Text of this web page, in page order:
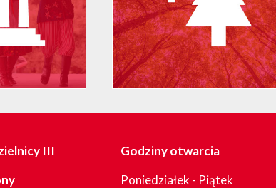
III
Godziny otwarcia
Poniedziałek - Piątek